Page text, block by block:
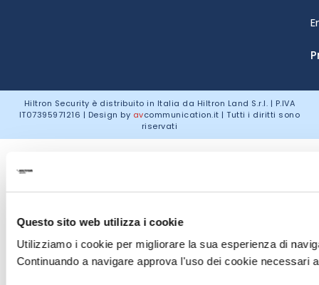
Questo sito web utilizza i cookie
Utilizziamo i cookie per migliorare la sua esperienza di
Continuando a navigare approva l'uso dei cookie necessari
Hiltron Security è distribuito in Italia da Hiltron Land S.r.l. | P.IVA
IT07395971216 | Design by avcommunication.it | Tutti i diritti sono
riservati